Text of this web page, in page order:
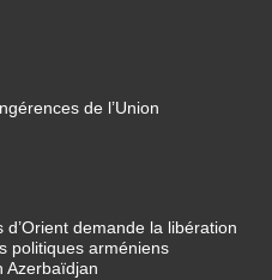
de l’Union
d’Orient demande la libération
politiques arméniens
Azerbaïdjan